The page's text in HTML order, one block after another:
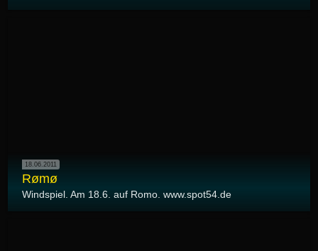
18.06.2011
Rømø
Windspiel. Am 18.6. auf Romo. www.spot54.de